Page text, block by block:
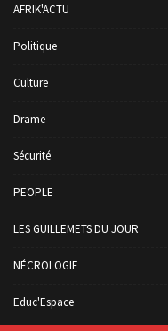
AFRIK'ACTU
Politique
Culture
Drame
Sécurité
PEOPLE
LES GUILLEMETS DU JOUR
NÉCROLOGIE
Educ'Espace